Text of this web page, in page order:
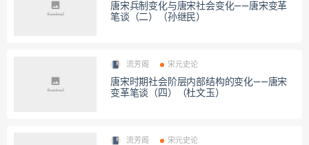
唐宋兵制变化与唐宋社会变化——唐宋变革
笔谈（二）（孙继民）
流芳阁 宋元史论
唐宋时期社会阶层内部结构的变化——唐宋
变革笔谈（四）（杜文玉）
流芳阁 宋元史论